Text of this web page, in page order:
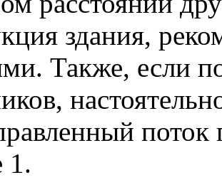
здания,
Также, если
поток
1.